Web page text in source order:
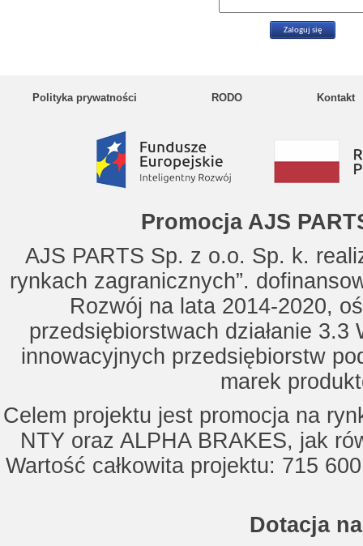
Polityka prywatności RODO Kontakt
Promocja AJS
AJS PARTS Sp. z o.o. Sp. k.
rynkach zagranicznych”.
Rozwój na lata 2014-2020,
przedsiębiorstwach działanie
innowacyjnych przedsiębiorstw
marek
Celem projektu jest promocja na
NTY oraz ALPHA BRAKES, jak
Wartość całkowita projektu: 715
Dotacja